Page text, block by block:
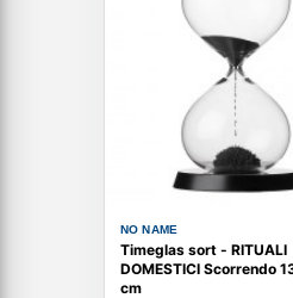
NO NAME
Timeglas sort - RITUALI
DOMESTICI Scorrendo
cm